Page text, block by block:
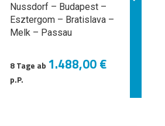
Nussdorf – Budapest –
Esztergom – Bratislava –
Melk – Passau
8 Tage ab 1.488,00 €
p.P.